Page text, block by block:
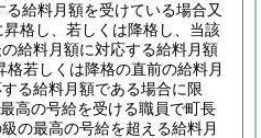
給料月額を受けている場合又
格し、若しくは降格し、当該
給料月額に対応する給料月額
格若しくは降格の直前の給料月
る給料月額である場合に限
高の号給を受ける職員で町長
の最高の号給を超える給料月